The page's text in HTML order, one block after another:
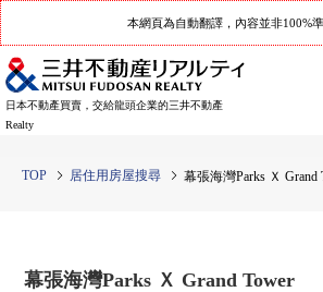
本網頁為自動翻譯，內容並非100%準
日本不動產買賣，交給龍頭企業的三井不動產
Realty
TOP 居住用房屋搜尋 幕張海灣Parks Ｘ Grand
幕張海灣Parks Ｘ Grand Tower